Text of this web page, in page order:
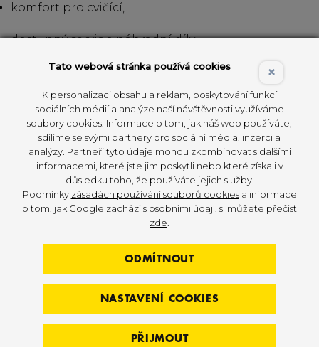
komfort pro cvičící,
dostupný servis a náhradní díly,
rozumnou pořizovací cenu.
Právě na těchto principech staví značka SPIRIT
Fitness, která působí na trhu již od roku 1983.
×
Tato webová stránka používá cookies
K personalizaci obsahu a reklam, poskytování funkcí
sociálních médií a analýze naší návštěvnosti využíváme
soubory cookies. Informace o tom, jak náš web používáte,
sdílíme se svými partnery pro sociální média, inzerci a
analýzy. Partneři tyto údaje mohou zkombinovat s dalšími
informacemi, které jste jim poskytli nebo které získali v
důsledku toho, že používáte jejich služby.
Podmínky zásadách používání souborů cookiesa informace
o tom, jak Google zachází s osobními údaji, si můžete přečíst
zde
ODMÍTNOUT
NASTAVENÍ COOKIES
PŘIJMOUT